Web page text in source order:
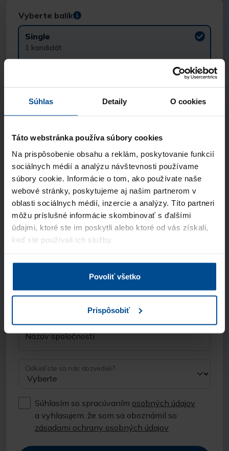
Súhlas Detaily O cookies
Táto webstránka používa súbory cookies
Na prispôsobenie obsahu a reklám, poskytovanie funkcií
sociálnych médií a analýzu návštevnosti používame
súbory cookie. Informácie o tom, ako používate naše
webové stránky, poskytujeme aj našim partnerom v
oblasti sociálnych médií, inzercie a analýzy. Títo partneri
môžu príslušné informácie skombinovať s ďalšími
údajmi, ktoré ste im poskytli alebo ktoré od vás získali,
keď ste používali ich služby.
Povoliť všetko
Prispôsobiť
Vyberte balík
Single
1 kandidát
119 €
5 kandidátov
490 € bez DPH
Superior
10 kandidátov
890 € bez DPH
Kontaktné údaje
Meno a priezvisko
E-mail
Telefón
Názov spoločnosti
Odkiaľ ste sa nás dozvedeli?
Súhlasím so spracúvaním osobných údajov
a vyhlasujem, že som sa oboznámil so
zásadami ochrany osobných údajov